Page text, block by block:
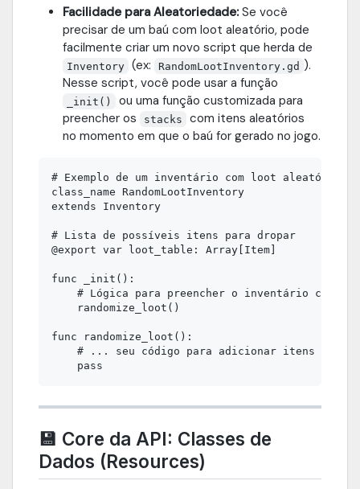
Facilidade para Aleatoriedade:Se você
precisar de um baú com loot aleatório, pode
facilmente criar um novo script que herda de
Inventory (ex: RandomLootInventory.gd ).
Nesse script, você pode usar a função
_init()
ou uma função customizada para
preencher os
stacks
com itens aleatórios
no momento em que o baú for gerado no jogo.
# Exemplo de um inventário com loot aleatório
class_name RandomLootInventory
extends Inventory
# Lista de possíveis itens para dropar
@export var loot_table: Array[Item]
func _init():
# Lógica para preencher o inventário com
    randomize_loot()
func randomize_loot():
# ... seu código para adicionar itens
💾 Core da API: Classes de
Dados (Resources)